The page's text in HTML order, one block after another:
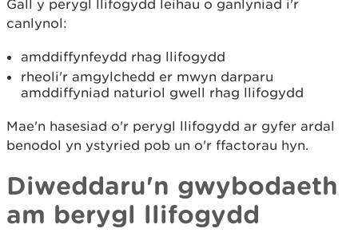
Gall y perygl llifogydd leihau o ganlyniad i'r
canlynol:
amddiffynfeydd rhag llifogydd
rheoli'r amgylchedd er mwyn darparu
amddiffyniad naturiol gwell rhag llifogydd
Mae'n hasesiad o'r perygl llifogydd ar gyfer ardal
benodol yn ystyried pob un o'r ffactorau hyn.
Diweddaru'n gwybodaeth
am berygl llifogydd